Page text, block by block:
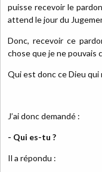
puisse recevoir le
attend le jour du
Donc, recevoir ce
chose que je ne pouvais
Qui est donc ce Dieu qui
J’ai donc demandé :
- Qui es-tu ?
Il a répondu :